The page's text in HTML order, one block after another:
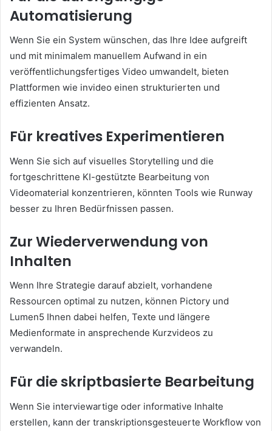
Automatisierung
Wenn Sie ein System wünschen, das Ihre Idee aufgreift
und mit minimalem manuellem Aufwand in ein
veröffentlichungsfertiges Video umwandelt, bieten
Plattformen wie invideo einen strukturierten und
effizienten Ansatz.
Für kreatives Experimentieren
Wenn Sie sich auf visuelles Storytelling und die
fortgeschrittene KI-gestützte Bearbeitung von
Videomaterial konzentrieren, könnten Tools wie Runway
besser zu Ihren Bedürfnissen passen.
Zur Wiederverwendung von
Inhalten
Wenn Ihre Strategie darauf abzielt, vorhandene
Ressourcen optimal zu nutzen, können Pictory und
Lumen5 Ihnen dabei helfen, Texte und längere
Medienformate in ansprechende Kurzvideos zu
verwandeln.
Für die skriptbasierte Bearbeitung
Wenn Sie interviewartige oder informative Inhalte
erstellen, kann der transkriptionsgesteuerte Workflow von